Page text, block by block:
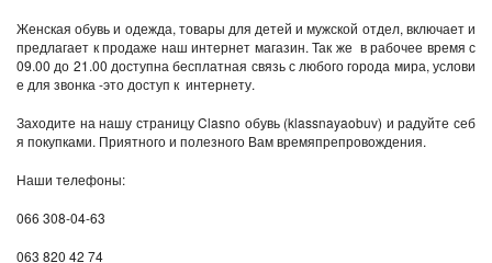
Женская обувь и одежда, товары для детей и мужской отдел, включает и
предлагает к продаже наш интернет магазин. Так же в рабочее время с
09.00 до 21.00 доступна бесплатная связь с любого города мира, услови
е для звонка -это доступ к интернету.
Заходите на нашу страницу Clasno обувь (klassnayaobuv) и радуйте себ
я покупками. Приятного и полезного Вам времяпрепровождения.
Наши телефоны:
066 308-04-63
063 820 42 74